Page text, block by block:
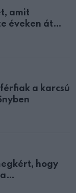
amit
éveken át
a karcsú
hogy